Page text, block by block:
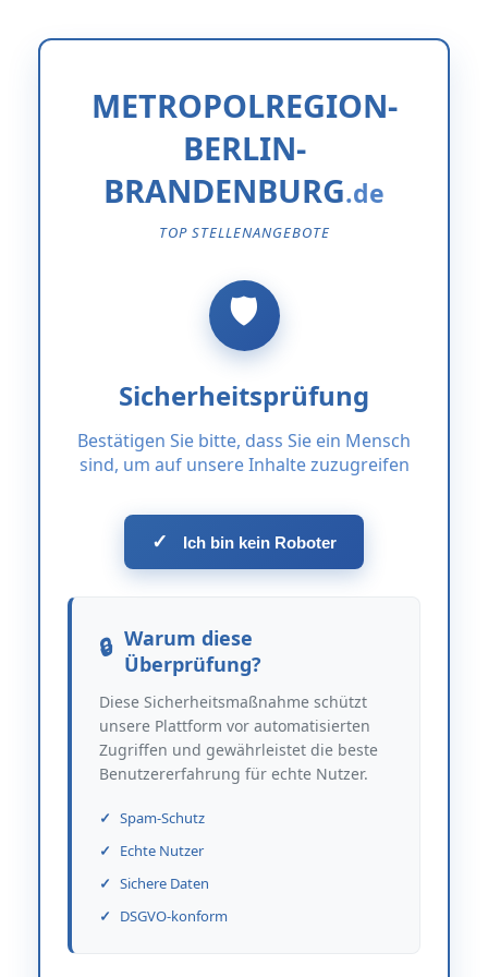
METROPOLREGION-
BERLIN-
BRANDENBURG
TOP STELLENANGEBOTE
Sicherheitsprüfung
Bestätigen Sie bitte, dass Sie ein Mensch
sind, um auf unsere Inhalte zuzugreifen
✓ Ich bin kein Roboter
Warum diese
Überprüfung?
Diese Sicherheitsmaßnahme schützt
unsere Plattform vor automatisierten
Zugriffen und gewährleistet die beste
Benutzererfahrung für echte Nutzer.
Spam-Schutz
Echte Nutzer
Sichere Daten
DSGVO-konform